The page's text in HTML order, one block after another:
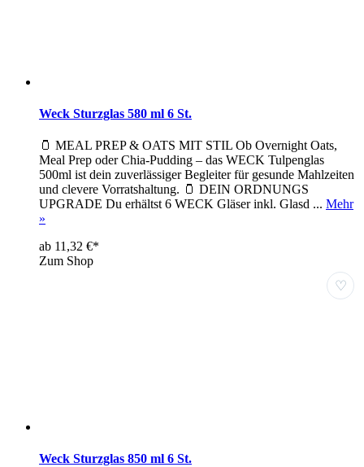
Weck Sturzglas 580 ml 6 St.
🫙 MEAL PREP & OATS MIT STIL Ob Overnight Oats,
Meal Prep oder Chia-Pudding – das WECK Tulpenglas
500ml ist dein zuverlässiger Begleiter für gesunde Mahlzeiten
und clevere Vorratshaltung. 🫙 DEIN ORDNUNGS
UPGRADE Du erhältst 6 WECK Gläser inkl. Glasd ... Mehr
»
ab 11,32 €*
Zum Shop
♡
Weck Sturzglas 850 ml 6 St.